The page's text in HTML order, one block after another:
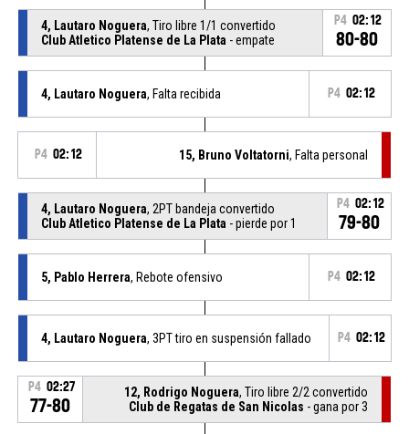
4, Lautaro Noguera, Tiro libre 1/1 convertido
Club Atletico Platense de La Plata - empate
P4 02:12
80-80
4, Lautaro Noguera, Falta recibida P4 02:12
P4 02:12 15, Bruno Voltatorni, Falta personal
4, Lautaro Noguera, 2PT bandeja convertido
Club Atletico Platense de La Plata - pierde por 1
P4 02:12
79-80
5, Pablo Herrera, Rebote ofensivo P4 02:12
4, Lautaro Noguera, 3PT tiro en suspensión fallado P4 02:12
P4 02:27
77-80
12, Rodrigo Noguera, Tiro libre 2/2 convertido
Club de Regatas de San Nicolas - gana por 3